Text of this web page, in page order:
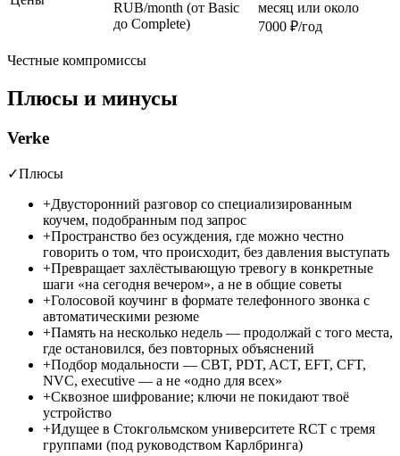
RUB/month (от Basic
до Complete)
месяц или около
7000 ₽/год
Честные компромиссы
Плюсы и минусы
Verke
✓Плюсы
+Двусторонний разговор со специализированным
коучем, подобранным под запрос
+Пространство без осуждения, где можно честно
говорить о том, что происходит, без давления выступать
+Превращает захлёстывающую тревогу в конкретные
шаги «на сегодня вечером», а не в общие советы
+Голосовой коучинг в формате телефонного звонка с
автоматическими резюме
+Память на несколько недель — продолжай с того места,
где остановился, без повторных объяснений
+Подбор модальности — CBT, PDT, ACT, EFT, CFT,
NVC, executive — а не «одно для всех»
+Сквозное шифрование; ключи не покидают твоё
устройство
+Идущее в Стокгольмском университете RCT с тремя
группами (под руководством Карлбринга)